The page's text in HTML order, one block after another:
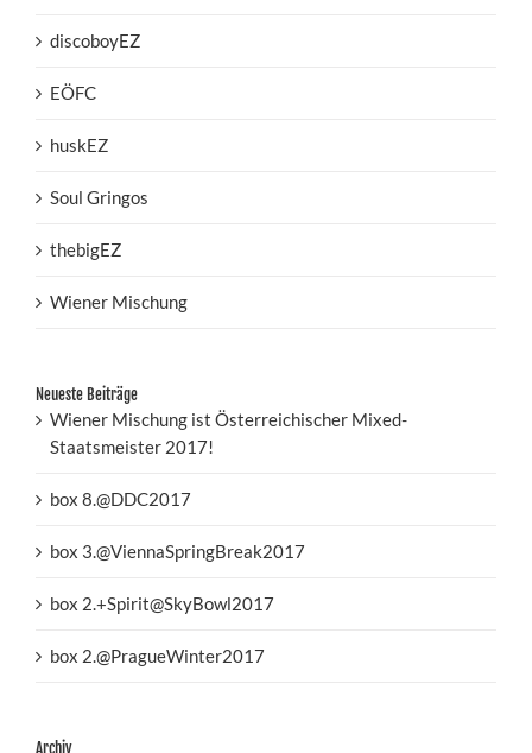
discoboyEZ
EÖFC
huskEZ
Soul Gringos
thebigEZ
Wiener Mischung
Neueste Beiträge
Wiener Mischung ist Österreichischer Mixed-
Staatsmeister 2017!
box 8.@DDC2017
box 3.@ViennaSpringBreak2017
box 2.+Spirit@SkyBowl2017
box 2.@PragueWinter2017
Archiv